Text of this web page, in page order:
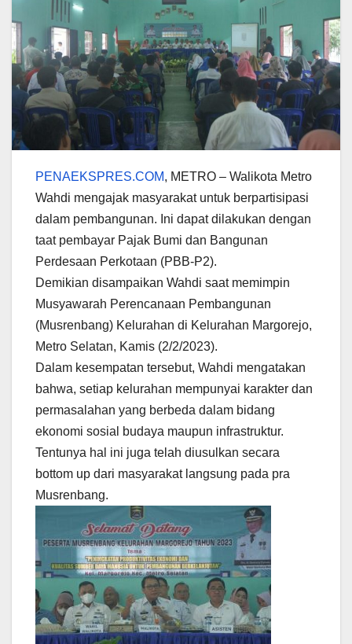
PENAEKSPRES.COM, METRO – Walikota Metro
Wahdi mengajak masyarakat untuk berpartisipasi
dalam pembangunan. Ini dapat dilakukan dengan
taat pembayar Pajak Bumi dan Bangunan
Perdesaan Perkotaan (PBB-P2).
Demikian disampaikan Wahdi saat memimpin
Musyawarah Perencanaan Pembangunan
(Musrenbang) Kelurahan di Kelurahan Margorejo,
Metro Selatan, Kamis (2/2/2023).
Dalam kesempatan tersebut, Wahdi mengatakan
bahwa, setiap kelurahan mempunyai karakter dan
permasalahan yang berbeda dalam bidang
ekonomi sosial budaya maupun infrastruktur.
Tentunya hal ini juga telah diusulkan secara
bottom up dari masyarakat langsung pada pra
Musrenbang.